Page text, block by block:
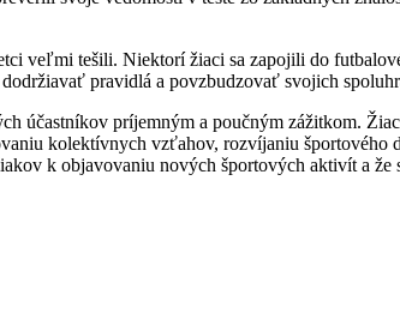
veľmi tešili. Niektorí žiaci sa zapojili do
pravidlá a povzbudzovať svojich
účastníkov príjemným a poučným zážitkom.
kolektívnych vzťahov, rozvíjaniu
k objavovaniu nových športových aktivít a